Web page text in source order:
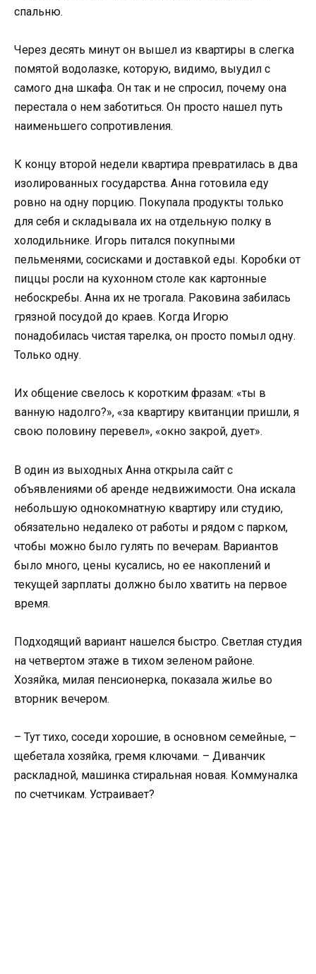
спальню.
Через десять минут он вышел из квартиры в слегка
помятой водолазке, которую, видимо, выудил с
самого дна шкафа. Он так и не спросил, почему она
перестала о нем заботиться. Он просто нашел путь
наименьшего сопротивления.
К концу второй недели квартира превратилась в два
изолированных государства. Анна готовила еду
ровно на одну порцию. Покупала продукты только
для себя и складывала их на отдельную полку в
холодильнике. Игорь питался покупными
пельменями, сосисками и доставкой еды. Коробки от
пиццы росли на кухонном столе как картонные
небоскребы. Анна их не трогала. Раковина забилась
грязной посудой до краев. Когда Игорю
понадобилась чистая тарелка, он просто помыл одну.
Только одну.
Их общение свелось к коротким фразам: «ты в
ванную надолго?», «за квартиру квитанции пришли, я
свою половину перевел», «окно закрой, дует».
В один из выходных Анна открыла сайт с
объявлениями об аренде недвижимости. Она искала
небольшую однокомнатную квартиру или студию,
обязательно недалеко от работы и рядом с парком,
чтобы можно было гулять по вечерам. Вариантов
было много, цены кусались, но ее накоплений и
текущей зарплаты должно было хватить на первое
время.
Подходящий вариант нашелся быстро. Светлая студия
на четвертом этаже в тихом зеленом районе.
Хозяйка, милая пенсионерка, показала жилье во
вторник вечером.
– Тут тихо, соседи хорошие, в основном семейные, –
щебетала хозяйка, гремя ключами. – Диванчик
раскладной, машинка стиральная новая. Коммуналка
по счетчикам. Устраивает?